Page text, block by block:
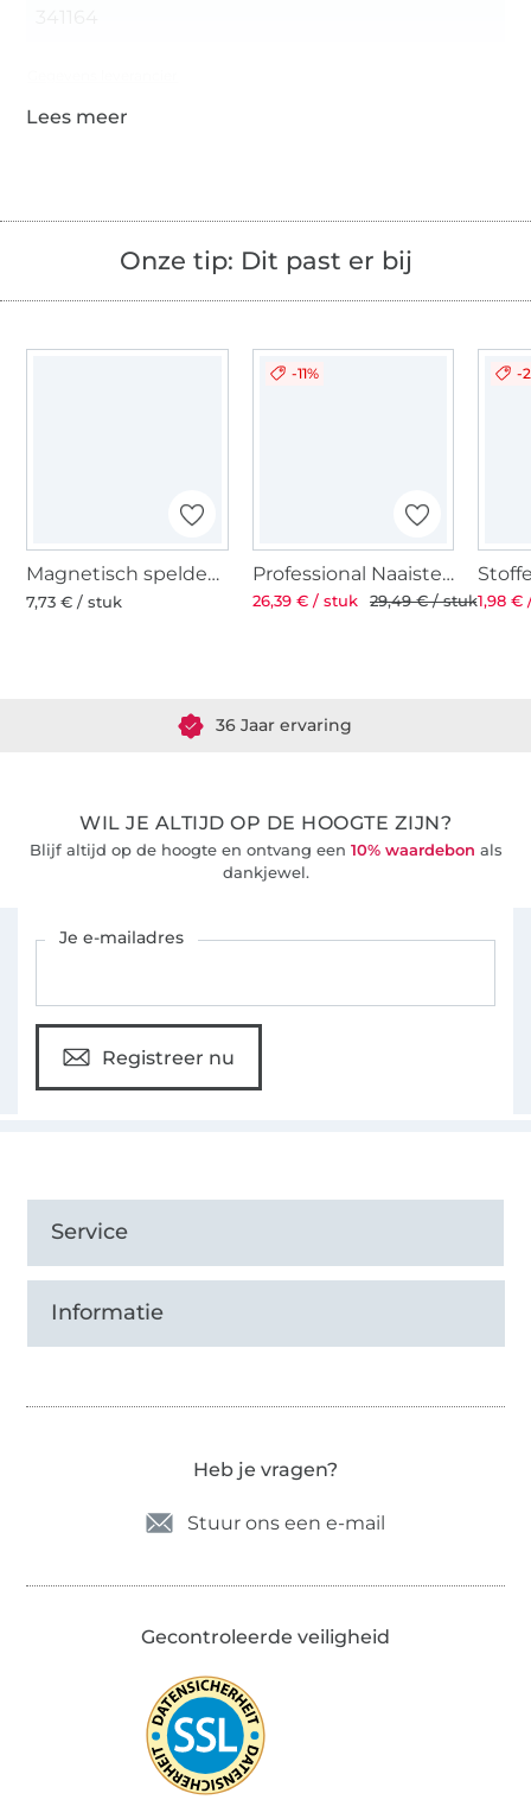
Onze tip: Dit past er bij
Magnetisch speldenkussen
7,73 € / stuk
-11%
Professional Naaistersschaar ST 8'' 21 cm
26,39 € / stuk 29,49 € / stuk
-
1,98 €
36 Jaar ervaring
WIL JE ALTIJD OP DE HOOGTE ZIJN?
Blijf altijd op de hoogte en ontvang een 10% waardebon als
dankjewel.
Je e-mailadres
Registreer nu
Service
Informatie
Heb je vragen?
Stuur ons een e-mail
Gecontroleerde veiligheid